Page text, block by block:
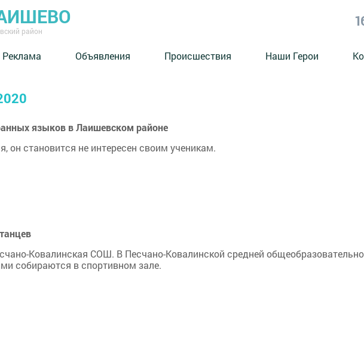
район
Реклама Объявления Происшествия Наши Герои
языков в Лаишевском районе
он становится не интересен своим ученикам.
Ковалинская СОШ. В Песчано-Ковалинской средней
собираются в спортивном зале.